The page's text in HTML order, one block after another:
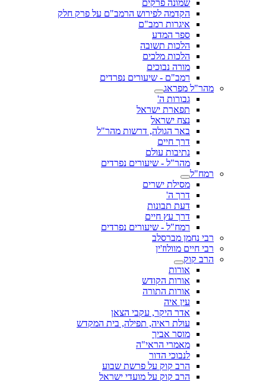
שמונה פרקים
הקדמה לפירוש הרמב"ם על פרק חלק
איגרות רמב"ם
ספר המדע
הלכות תשובה
הלכות מלכים
מורה נבוכים
רמב"ם - שיעורים נפרדים
מהר"ל מפראג
גבורות ה'
תפארת ישראל
נצח ישראל
באר הגולה, דרשות מהר"ל
דרך חיים
נתיבות עולם
מהר"ל - שיעורים נפרדים
רמח"ל
מסילת ישרים
דרך ה'
דעת תבונות
דרך עץ חיים
רמח"ל - שיעורים נפרדים
רבי נחמן מברסלב
רבי חיים מוולוז'ין
הרב קוק
אורות
אורות הקודש
אורות התורה
עין איה
אדר היקר, עקבי הצאן
עולת ראיה, תפילה, בית המקדש
מוסר אביך
מאמרי הראי"ה
לנבוכי הדור
הרב קוק על פרשת שבוע
הרב קוק על מועדי ישראל